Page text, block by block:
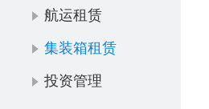
航运租赁
集装箱租赁
投资管理